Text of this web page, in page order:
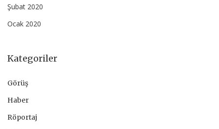
Şubat 2020
Ocak 2020
Kategoriler
Görüş
Haber
Röportaj